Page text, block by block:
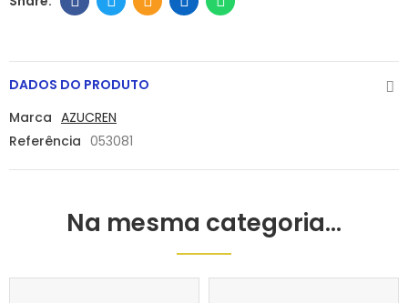
DADOS DO PRODUTO
Marca AZUCREN
Referência 053081
Na mesma categoria...